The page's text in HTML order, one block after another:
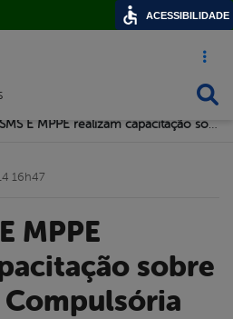
Acesso
sobre
16h47
ACESSIBILIDADE